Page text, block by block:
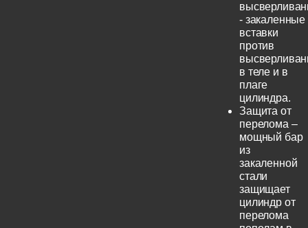
- закаленные
вставки
против
в теле и в
плаге
цилиндра.
Защита от
перелома –
мощный бар
из
закаленной
стали
защищает
цилиндр от
перелома